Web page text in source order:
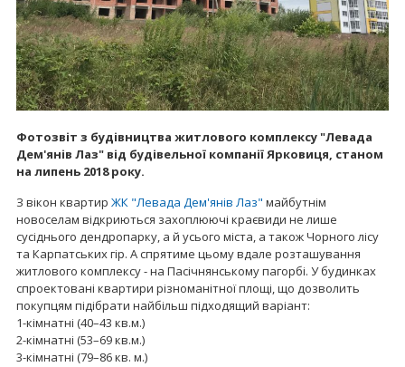
Фотозвіт з будівництва житлового комплексу "Левада
Дем'янів Лаз" від будівельної компанії Ярковиця, станом
на липень 2018 року.
З вікон квартир ЖК "Левада Дем'янів Лаз" майбутнім
новоселам відкриються захоплюючі краєвиди не лише
сусіднього дендропарку, а й усього міста, а також Чорного лісу
та Карпатських гір. А спрятиме цьому вдале розташування
житлового комплексу - на Пасічнянському пагорбі. У будинках
спроектовані квартири різноманітної площі, що дозволить
покупцям підібрати найбільш підходящий варіант:
1-кімнатні (40–43 кв.м.)
2-кімнатні (53–69 кв.м.)
3-кімнатні (79–86 кв. м.)